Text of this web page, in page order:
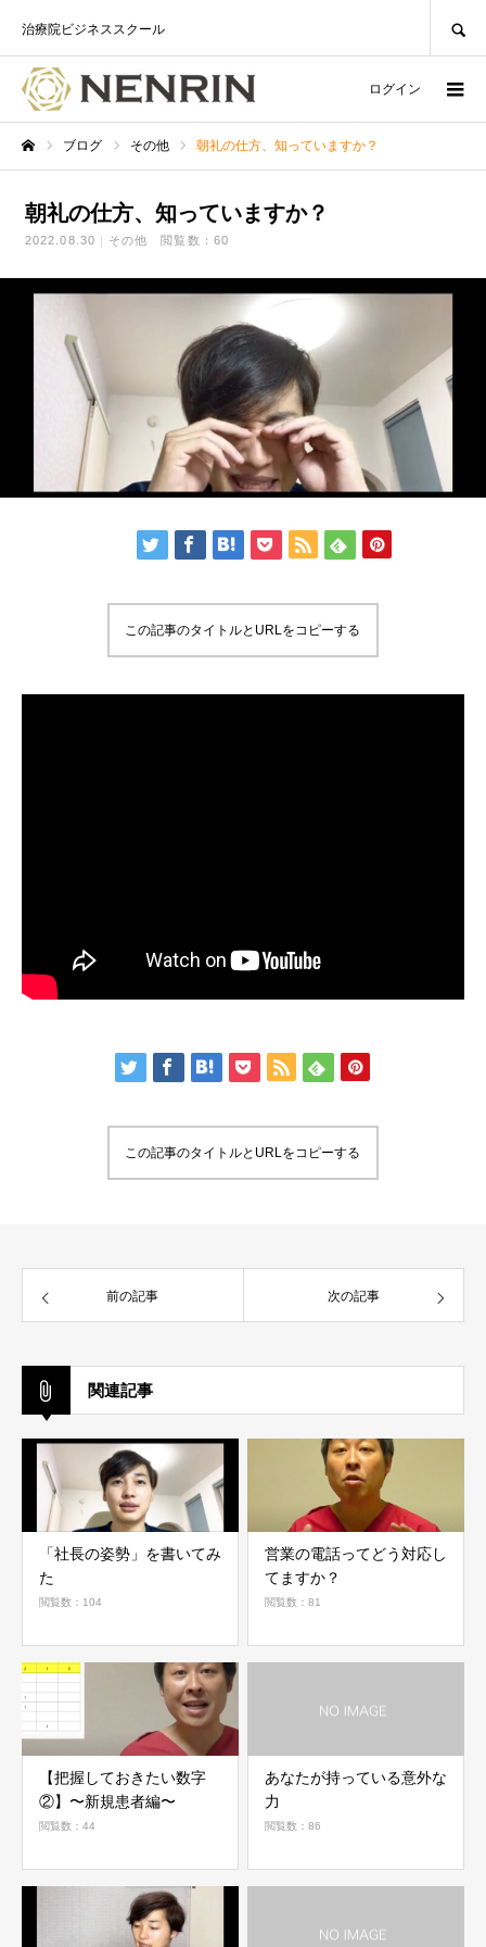
治療院ビジネススクール
ログイン
ブログ その他 朝礼の仕方、知っていますか？
朝礼の仕方、知っていますか？
2022.08.30 その他 閲覧数：60
この記事のタイトルとURLをコピーする
この記事のタイトルとURLをコピーする
前の記事 次の記事
関連記事
「社長の姿勢」を書いてみ
た
閲覧数：104
営業の電話ってどう対応し
てますか？
閲覧数：81
【把握しておきたい数字
②】〜新規患者編〜
閲覧数：44
あなたが持っている意外な
力
閲覧数：86